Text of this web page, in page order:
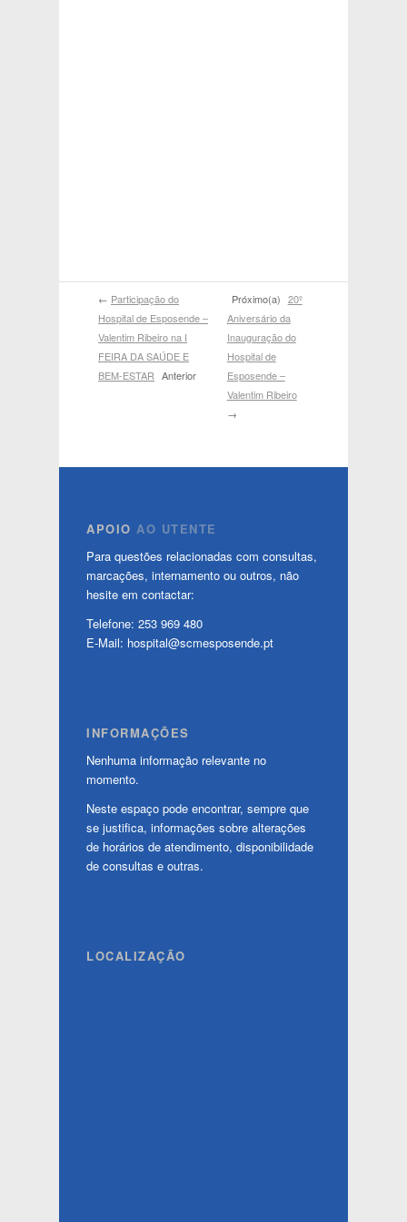
← Participação do
Hospital de Esposende –
Valentim Ribeiro na I
FEIRA DA SAÚDE E
BEM-ESTAR Anterior
Próximo(a) 20º
Aniversário da
Inauguração do
Hospital de
Esposende –
Valentim Ribeiro
→
APOIO AO UTENTE
Para questões relacionadas com consultas,
marcações, internamento ou outros, não
hesite em contactar:
Telefone: 253 969 480
E-Mail: hospital@scmesposende.pt
INFORMAÇÕES
Nenhuma informação relevante no
momento.
Neste espaço pode encontrar, sempre que
se justifica, informações sobre alterações
de horários de atendimento, disponibilidade
de consultas e outras.
LOCALIZAÇÃO